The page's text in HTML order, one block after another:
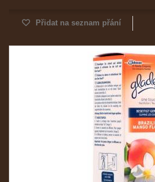
Přidat na seznam přání